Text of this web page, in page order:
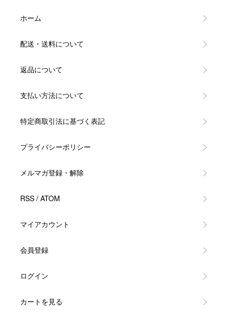
ホーム
配送・送料について
返品について
支払い方法について
特定商取引法に基づく表記
プライバシーポリシー
メルマガ登録・解除
RSS / ATOM
マイアカウント
会員登録
ログイン
カートを見る